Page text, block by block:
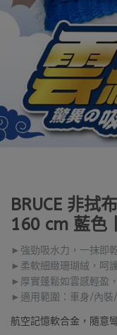
BRUCE 非拭
160 cm 藍色
►強勁吸水力，一抹即
►柔軟細緻珊瑚絨，呵
►厚實蓬鬆如雲感輕盈
►適用範圍：車身/內
航空記憶軟合金，隨意